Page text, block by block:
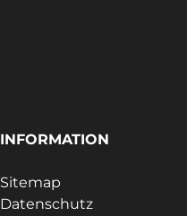
INFORMATION
Sitemap
Datenschutz